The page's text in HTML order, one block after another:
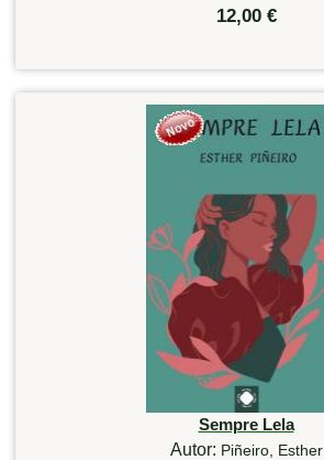
12,00 €
Sempre Lela
Autor: Piñeiro, Esther